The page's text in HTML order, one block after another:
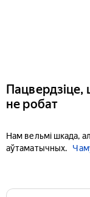
Пацвердзіце,
не робат
Нам вельмі шкада,
аўтаматычных.